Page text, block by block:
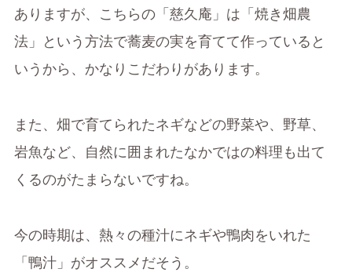
ありますが、こちらの「慈久庵」は「焼き畑農
法」という方法で蕎麦の実を育てて作っていると
いうから、かなりこだわりがあります。
また、畑で育てられたネギなどの野菜や、野草、
岩魚など、自然に囲まれたなかではの料理も出て
くるのがたまらないですね。
今の時期は、熱々の種汁にネギや鴨肉をいれた
「鴨汁」がオススメだそう。